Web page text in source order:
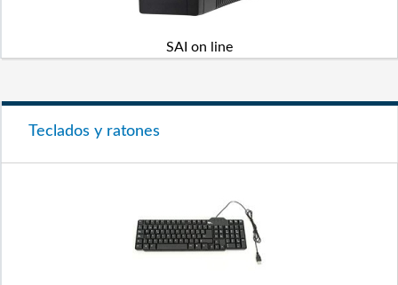
SAI on line
Teclados y ratones